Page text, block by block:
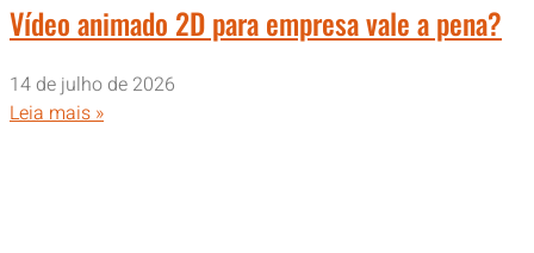
Vídeo animado 2D para empresa vale a pena?
14 de julho de 2026
Leia mais »